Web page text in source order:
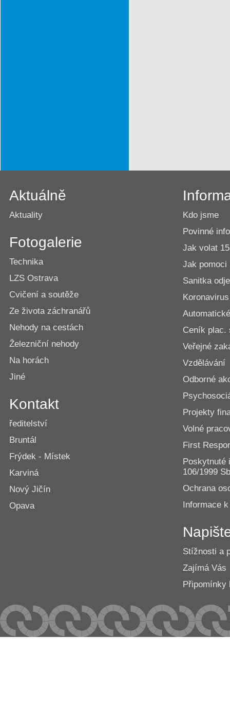
Aktuálně
Aktuality
Fotogalerie
Technika
LZS Ostrava
Cvičení a soutěže
Ze života záchranářů
Nehody na cestách
Železniční nehody
Na horách
Jiné
Kontakt
ředitelství
Bruntál
Frýdek - Místek
Karviná
Nový Jičín
Opava
Kdo jsme
Povinné
Jak volat
Jak pomoci
Sanitka
Koronavirus
Ceník plac.
Veřejné
Vzdělávání
Odborné
Projekty
Volné
First
Poskytnuté
106/1999
Ochrana
Informace
Stížnosti a
Zajímá Vás
Připomínky